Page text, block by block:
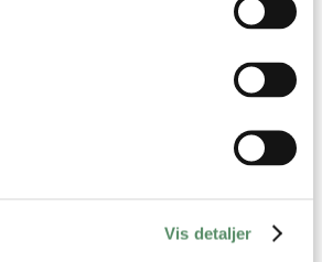
Vis detaljer
lidt wasabipasta og noget af